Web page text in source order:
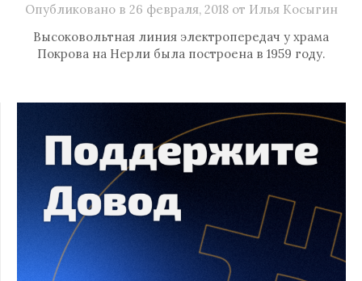
Опубликовано в 26 февраля, 2018от Илья Косыгин
Высоковольтная линия электропередач у храма
Покрова на Нерли была построена в 1959 году.